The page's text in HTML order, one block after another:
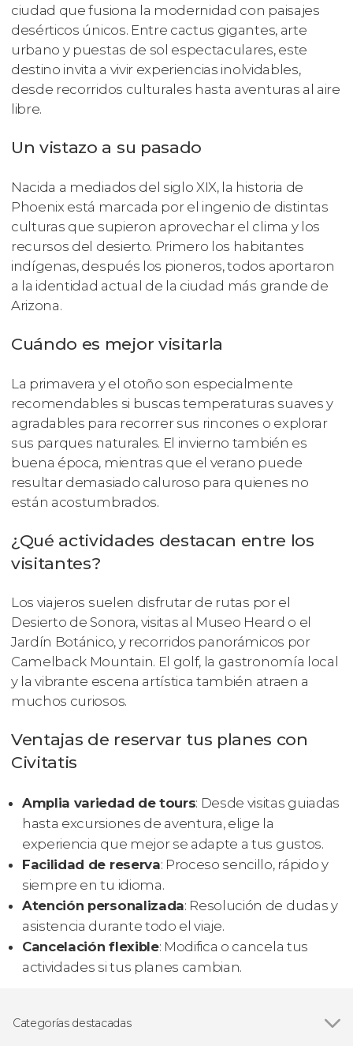
ciudad que fusiona la modernidad con paisajes
desérticos únicos. Entre cactus gigantes, arte
urbano y puestas de sol espectaculares, este
destino invita a vivir experiencias inolvidables,
desde recorridos culturales hasta aventuras al aire
libre.
Un vistazo a su pasado
Nacida a mediados del siglo XIX, la historia de
Phoenix está marcada por el ingenio de distintas
culturas que supieron aprovechar el clima y los
recursos del desierto. Primero los habitantes
indígenas, después los pioneros, todos aportaron
a la identidad actual de la ciudad más grande de
Arizona.
Cuándo es mejor visitarla
La primavera y el otoño son especialmente
recomendables si buscas temperaturas suaves y
agradables para recorrer sus rincones o explorar
sus parques naturales. El invierno también es
buena época, mientras que el verano puede
resultar demasiado caluroso para quienes no
están acostumbrados.
¿Qué actividades destacan entre los
visitantes?
Los viajeros suelen disfrutar de rutas por el
Desierto de Sonora, visitas al Museo Heard o el
Jardín Botánico, y recorridos panorámicos por
Camelback Mountain. El golf, la gastronomía local
y la vibrante escena artística también atraen a
muchos curiosos.
Ventajas de reservar tus planes con
Civitatis
Amplia variedad de tours: Desde visitas guiadas
hasta excursiones de aventura, elige la
experiencia que mejor se adapte a tus gustos.
Facilidad de reserva: Proceso sencillo, rápido y
siempre en tu idioma.
Atención personalizada: Resolución de dudas y
asistencia durante todo el viaje.
Cancelación flexible: Modifica o cancela tus
actividades si tus planes cambian.
Categorías destacadas